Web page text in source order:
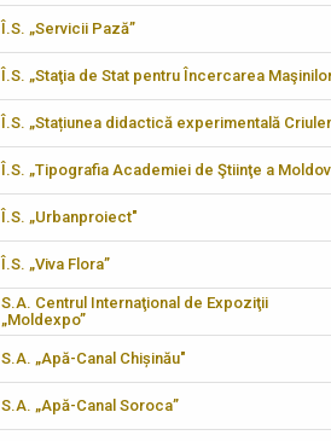
Î.S. „Servicii Pază”
Î.S. „Staţia de Stat pentru Încercarea
Î.S. „Stațiunea didactică experimentală
Î.S. „Tipografia Academiei de Ştiinţe a
Î.S. „Urbanproiect"
Î.S. „Viva Flora”
S.A. Centrul Internaţional de Expoziţii
„Moldexpo”
S.A. „Apă-Canal Chișinău"
S.A. „Apă-Canal Soroca”